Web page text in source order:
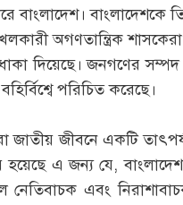
বাংলাদেশ। বাংলাদেশকে
অগণতান্ত্রিক
দিয়েছে। জনগণের সম্পদ
পরিচিত করেছে।
জাতীয় জীবনে একটি
এ জন্য যে,
এবং